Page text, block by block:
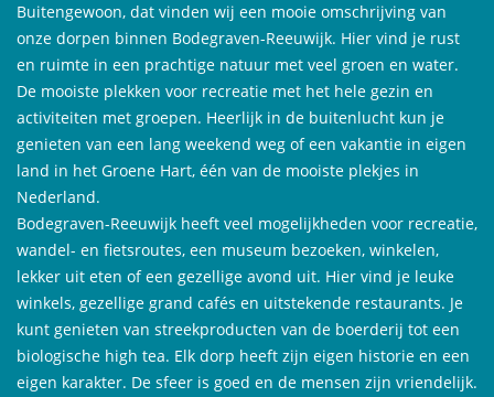
Buitengewoon, dat vinden wij een mooie omschrijving van
onze dorpen binnen Bodegraven-Reeuwijk. Hier vind je rust
en ruimte in een prachtige natuur met veel groen en water.
De mooiste plekken voor recreatie met het hele gezin en
activiteiten met groepen. Heerlijk in de buitenlucht kun je
genieten van een lang weekend weg of een vakantie in eigen
land in het Groene Hart, één van de mooiste plekjes in
Nederland.
Bodegraven-Reeuwijk heeft veel mogelijkheden voor recreatie,
wandel- en fietsroutes, een museum bezoeken, winkelen,
lekker uit eten of een gezellige avond uit. Hier vind je leuke
winkels, gezellige grand cafés en uitstekende restaurants. Je
kunt genieten van streekproducten van de boerderij tot een
biologische high tea. Elk dorp heeft zijn eigen historie en een
eigen karakter. De sfeer is goed en de mensen zijn vriendelijk.